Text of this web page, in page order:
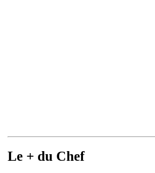
Le + du Chef